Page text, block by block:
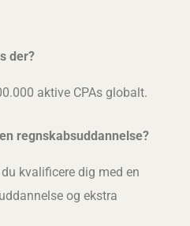
der?
aktive CPAs globalt.
regnskabsuddannelse?
kvalificere dig med en
og ekstra